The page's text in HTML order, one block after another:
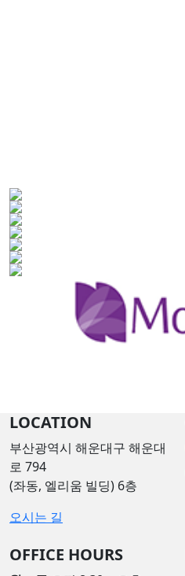
LOCATION
부산광역시 해운대구 해운대
로 794
(좌동, 엘리움 빌딩) 6층
오시는 길
OFFICE HOURS